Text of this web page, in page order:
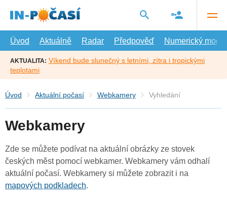
hlavní
Úvod
Aktuálně Radar Předpověď Numerický model
AKTUALITA: Víkend bude slunečný s letními, zítra i tropickými
teplotami
Úvod Aktuální počasí Webkamery Vyhledání
Webkamery
Zde se můžete podívat na aktuální obrázky ze stovek
českých měst pomocí webkamer. Webkamery vám odhalí
aktuální počasí. Webkamery si můžete zobrazit i na
mapových podkladech.